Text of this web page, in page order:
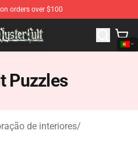
orders over $100
Official Blue Öyster Cult
Puzzles
de interiores/